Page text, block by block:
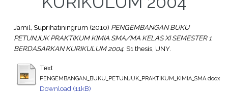
Jamil, Suprihatiningrum (2010) PENGEMBANGAN BUKU
PETUNJUK PRAKTIKUM KIMIA SMA/MA KELAS XI SEMESTER 1
BERDASARKAN KURIKULUM 2004. S1 thesis, UNY.
Text
PENGEMBANGAN_BUKU_PETUNJUK_PRAKTIKUM_KIMIA_SMA.docx
Download (11kB)